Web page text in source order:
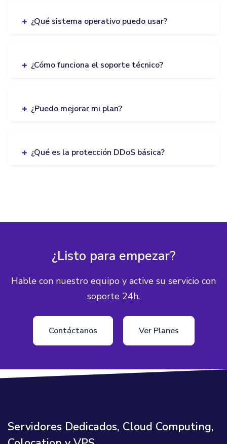
¿Qué sistema operativo puedo usar?
¿Cómo funciona el soporte técnico?
¿Puedo mejorar mi plan?
¿Qué es la protección DDoS básica?
¿Listo para empezar?
Hable con nuestro equipo y active su servicio con
soporte 24h.
Contáctanos Ver Planes
Servidores Dedicados, Cloud Computing,